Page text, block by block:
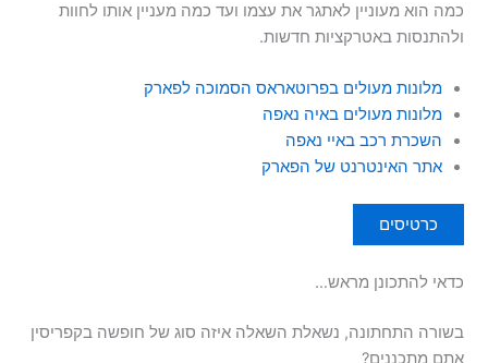
כמה הוא מעוניין לאתגר את עצמו ועד כמה מעניין אותו לחוות
ולהתנסות באטרקציות חדשות.
מלונות מעולים בפרוטאראס הסמוכה לפארק
מלונות מעולים באיה נאפה
השכרת רכב באיי נאפה
אתר האינטרנט של הפארק
כרטיסים
כדאי להתכונן מראש…
בשורה התחתונה, נשאלת השאלה איזה סוג של חופשה בקפריסין
אתם מתכננים?